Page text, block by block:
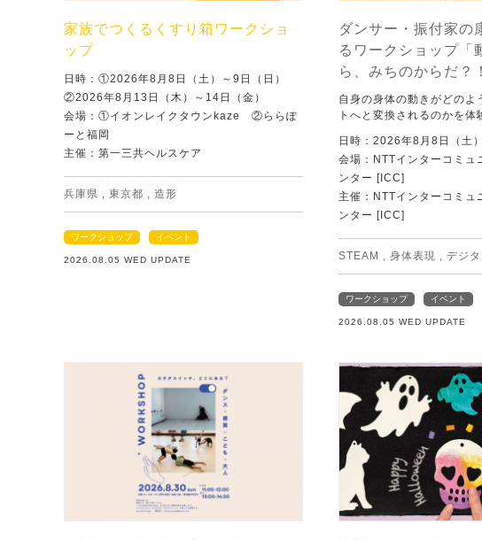
家族でつくるくすり箱ワークショ
ップ
日時：①2026年8月8日（土）～9日（日）
②2026年8月13日（木）～14日（金）
会場：①イオンレイクタウンkaze ②ららぽ
ーと福岡
主催：第一三共ヘルスケア
兵庫県 東京都 造形
ワークショップ イベント
2026.08.05 WED UPDATE
ダンサー・振付家の
るワークショップ「
ら、みちのからだ？
自身の身体の動きがどのよ
トへと変換されるのかを体
日時：2026年8月8日（土）
会場：NTTインターコミュ
ンター [ICC]
主催：NTTインターコミュ
ンター [ICC]
STEAM 身体表現 デジ
ワークショップ イベント
2026.08.05 WED UPDATE